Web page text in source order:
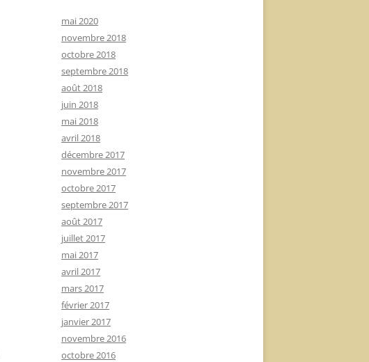
mai 2020
novembre 2018
octobre 2018
septembre 2018
août 2018
juin 2018
mai 2018
avril 2018
décembre 2017
novembre 2017
octobre 2017
septembre 2017
août 2017
juillet 2017
mai 2017
avril 2017
mars 2017
février 2017
janvier 2017
novembre 2016
octobre 2016